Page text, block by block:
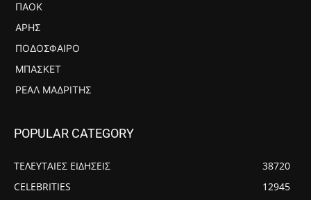
ΠΑΟΚ
ΆΡΗΣ
ΠΟΔΌΣΦΑΙΡΟ
ΜΠΆΣΚΕΤ
ΡΕΆΛ ΜΑΔΡΊΤΗΣ
POPULAR CATEGORY
ΤΕΛΕΥΤΑΙΕΣ ΕΙΔΗΣΕΙΣ
38720
CELEBRITIES
12945